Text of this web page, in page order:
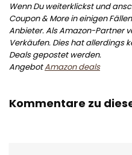
Wenn Du weiterklickst und
Coupon & More in einigen
Anbieter. Als Amazon-Partner
Verkäufen. Dies hat allerdings
Deals gepostet werden.
AngebotAmazon deals
Kommentare zu